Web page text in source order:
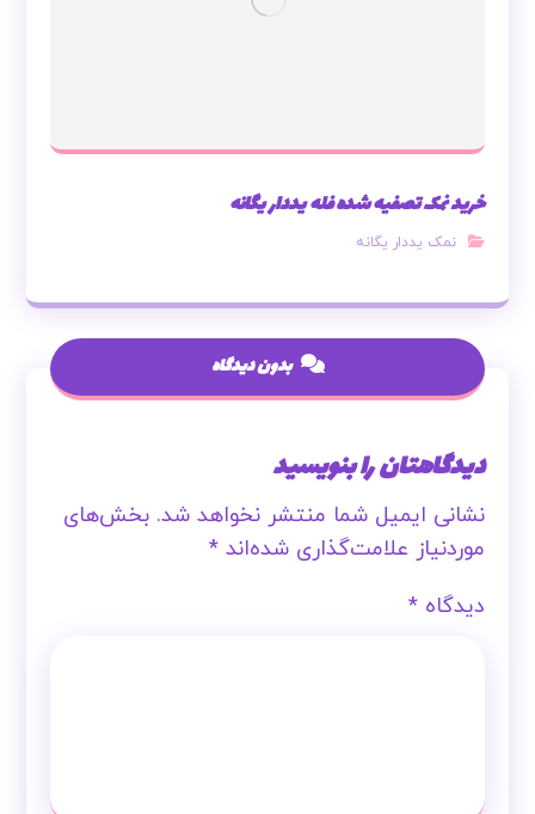
خرید نمک تصفیه شده فله یددار یگانه
نمک یددار یگانه
بدون دیدگاه
دیدگاهتان را بنویسید
نشانی ایمیل شما منتشر نخواهد شد. بخش‌های
موردنیاز علامت‌گذاری شده‌اند*
دیدگاه*